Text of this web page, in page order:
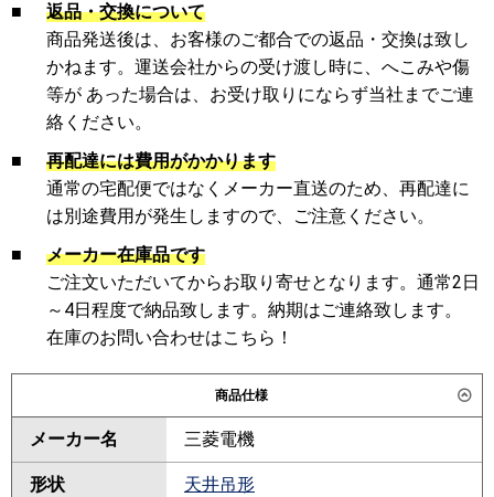
■
返品・交換について
商品発送後は、お客様のご都合での返品・交換は致し
かねます。運送会社からの受け渡し時に、へこみや傷
等が あった場合は、お受け取りにならず当社までご連
絡ください。
■
再配達には費用がかかります
通常の宅配便ではなくメーカー直送のため、再配達に
は別途費用が発生しますので、ご注意ください。
■
メーカー在庫品です
ご注文いただいてからお取り寄せとなります。通常2日
～4日程度で納品致します。納期はご連絡致します。
在庫のお問い合わせはこちら！
商品仕様
メーカー名 三菱電機
形状 天井吊形